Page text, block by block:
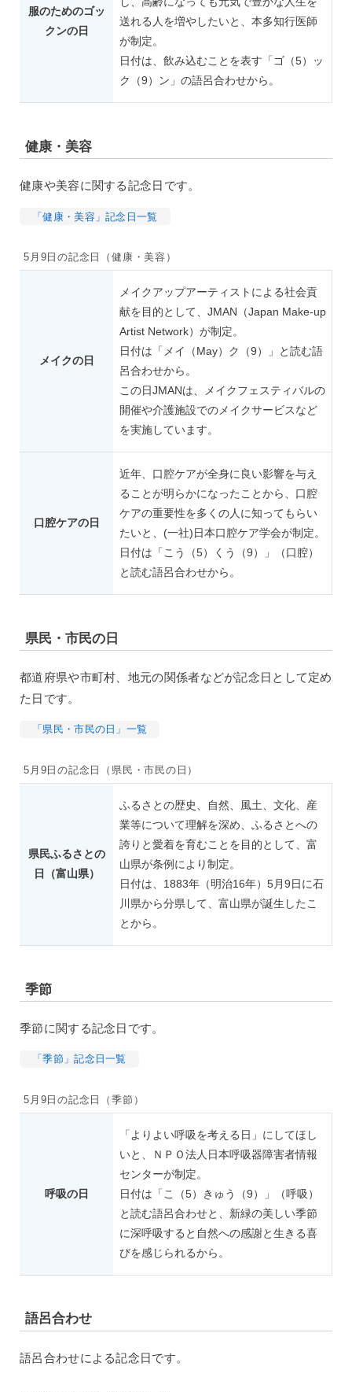
服のためのゴッ
クンの日
送れる人を増やしたいと、本多知行医師
が制定。
日付は、飲み込むことを表す「ゴ（5）ッ
ク（9）ン」の語呂合わせから。
健康・美容
健康や美容に関する記念日です。
「健康・美容」記念日一覧
5月9日の記念日（健康・美容）
メイクの日
メイクアップアーティストによる社会貢
献を目的として、JMAN（Japan Make-up
Artist Network）が制定。
日付は「メイ（May）ク（9）」と読む語
呂合わせから。
この日JMANは、メイクフェスティバルの
開催や介護施設でのメイクサービスなど
を実施しています。
口腔ケアの日
近年、口腔ケアが全身に良い影響を与え
ることが明らかになったことから、口腔
ケアの重要性を多くの人に知ってもらい
たいと、(一社)日本口腔ケア学会が制定。
日付は「こう（5）くう（9）」（口腔）
と読む語呂合わせから。
県民・市民の日
都道府県や市町村、地元の関係者などが記念日として定め
た日です。
「県民・市民の日」一覧
5月9日の記念日（県民・市民の日）
県民ふるさとの
日（富山県）
ふるさとの歴史、自然、風土、文化、産
業等について理解を深め、ふるさとへの
誇りと愛着を育むことを目的として、富
山県が条例により制定。
日付は、1883年（明治16年）5月9日に石
川県から分県して、富山県が誕生したこ
とから。
季節
季節に関する記念日です。
「季節」記念日一覧
5月9日の記念日（季節）
呼吸の日
「よりよい呼吸を考える日」にしてほし
いと、ＮＰＯ法人日本呼吸器障害者情報
センターが制定。
日付は「こ（5）きゅう（9）」（呼吸）
と読む語呂合わせと、新緑の美しい季節
に深呼吸すると自然への感謝と生きる喜
びを感じられるから。
語呂合わせ
語呂合わせによる記念日です。